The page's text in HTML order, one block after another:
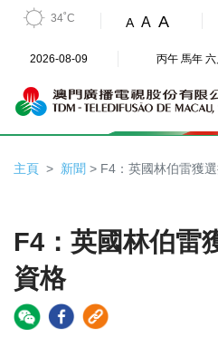
34˚C A A A
2026-08-09 丙午 馬年
主頁 新聞 > F4：英國林伯雷獲
F4：英國林伯雷
資格